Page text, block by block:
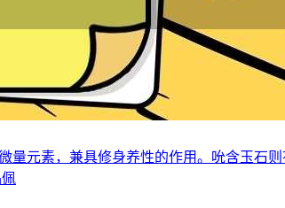
元素，兼具修身养性的作用。吮含玉石